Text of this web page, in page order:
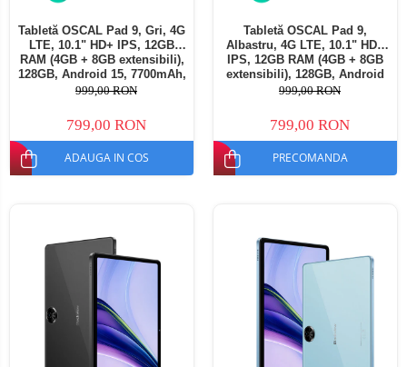
Tabletă OSCAL Pad 9, Gri, 4G
LTE, 10.1" HD+ IPS, 12GB
RAM (4GB + 8GB extensibili),
128GB, Android 15, 7700mAh,
Dual SIM
999,00 RON
799,00 RON
ADAUGA IN COS
Tabletă OSCAL Pad 9,
Albastru, 4G LTE, 10.1" HD+
IPS, 12GB RAM (4GB + 8GB
extensibili), 128GB, Android
15, 7700mAh, Dual SIM
999,00 RON
799,00 RON
PRECOMANDA